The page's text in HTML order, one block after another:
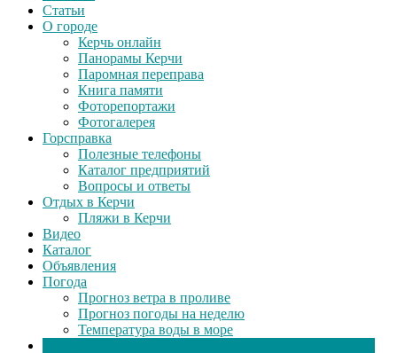
Статьи
О городе
Керчь онлайн
Панорамы Керчи
Паромная переправа
Книга памяти
Фоторепортажи
Фотогалерея
Горсправка
Полезные телефоны
Каталог предприятий
Вопросы и ответы
Отдых в Керчи
Пляжи в Керчи
Видео
Каталог
Объявления
Погода
Прогноз ветра в проливе
Прогноз погоды на неделю
Температура воды в море